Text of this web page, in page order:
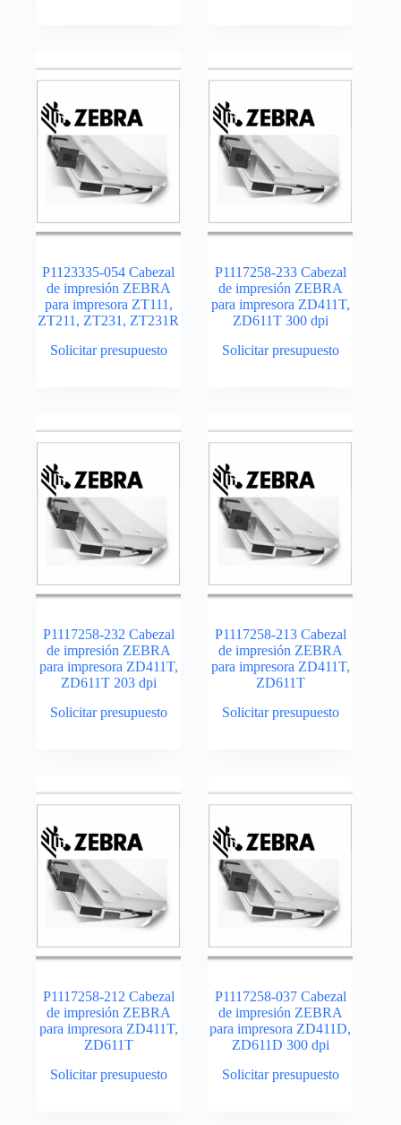
P1123335-054 Cabezal
de impresión ZEBRA
para impresora ZT111,
ZT211, ZT231, ZT231R
Solicitar presupuesto
P1117258-233 Cabezal
de impresión ZEBRA
para impresora ZD411T,
ZD611T 300 dpi
Solicitar presupuesto
P1117258-232 Cabezal
de impresión ZEBRA
para impresora ZD411T,
ZD611T 203 dpi
Solicitar presupuesto
P1117258-213 Cabezal
de impresión ZEBRA
para impresora ZD411T,
ZD611T
Solicitar presupuesto
P1117258-212 Cabezal
de impresión ZEBRA
para impresora ZD411T,
ZD611T
Solicitar presupuesto
P1117258-037 Cabezal
de impresión ZEBRA
para impresora ZD411D,
ZD611D 300 dpi
Solicitar presupuesto